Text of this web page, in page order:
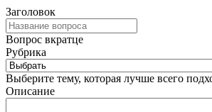
Заголовок
Вопрос вкратце
Рубрика
Выберите тему, которая лучше всего
Описание